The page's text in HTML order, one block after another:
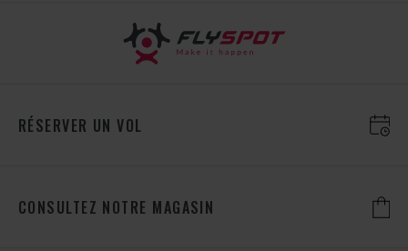
RÉSERVER UN VOL
CONSULTEZ NOTRE MAGASIN